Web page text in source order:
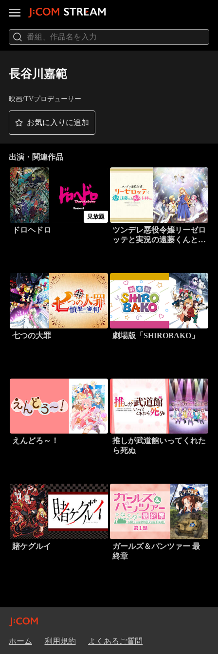
長谷川嘉範
映画/TVプロデューサー
お気に入りに追加
出演・関連作品
見放題
ドロヘドロ
ツンデレ悪役令嬢リーゼロ
ッテと実況の遠藤くんと解
七つの大罪 劇場版「SHIROBAKO」
えんどろ～！
推しが武道館いってくれた
ら死ぬ
賭ケグルイ
ガールズ＆パンツァー 最
終章
ホーム 利用規約 よくあるご質問